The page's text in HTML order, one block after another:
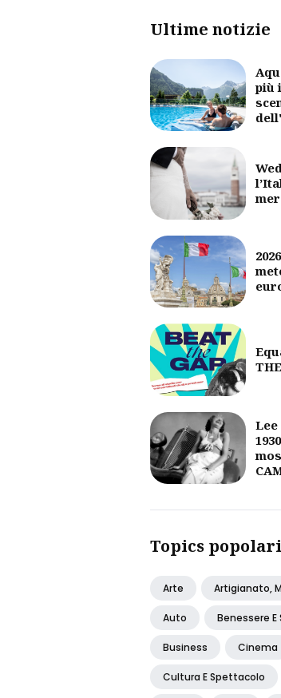
Ultime notizie
più
Topics popolari
Arte Artigianato,
Auto Benessere E
Business Cinema
Cultura E Spettacolo